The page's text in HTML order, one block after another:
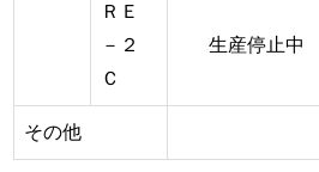
ＲＥ
－２
Ｃ
生産停止中
その他